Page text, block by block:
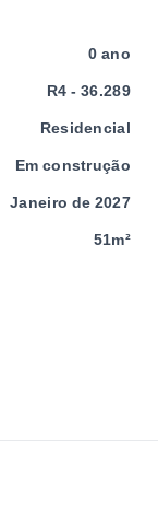
0 ano
R4 - 36.289
Residencial
Em construção
Janeiro de 2027
51m²